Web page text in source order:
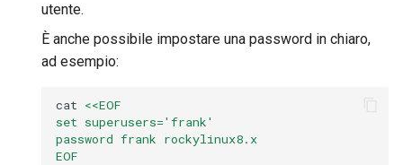
utente.
È anche possibile impostare una password in chiaro,
ad esempio:
cat <<EOF
set superusers='frank'
password frank rockylinux8.x
EOF